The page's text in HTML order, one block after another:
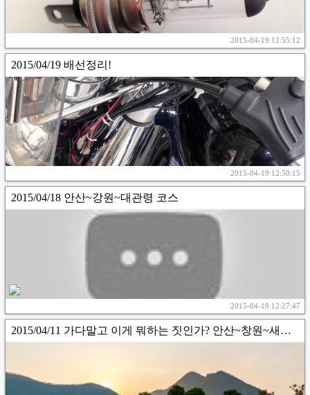
2015-04-19 12:55:12
2015/04/19 배선정리!
2015-04-19 12:50:15
2015/04/18 안산~강원~대관령 코스
2015-04-19 12:27:47
2015/04/11 가다말고 이게 뭐하는 짓인가? 안산~창원~새만금 코스